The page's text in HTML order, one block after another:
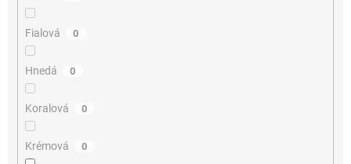
Fialová 0
Hnedá 0
Koralová 0
Krémová 0